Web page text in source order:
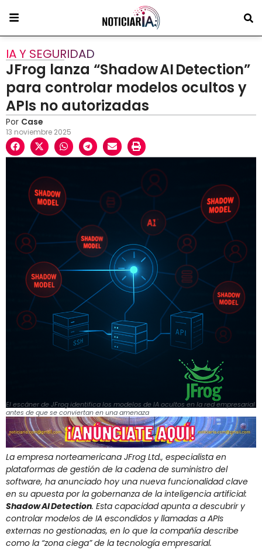
IA Y SEGURIDAD
JFrog lanza “Shadow AI Detection”
para controlar modelos ocultos y
APIs no autorizadas
Por Case
13 noviembre 2025
El escáner de JFrog identifica los modelos de IA ocultos en la red empresarial
antes de que se conviertan en una amenaza
La empresa norteamericana JFrog Ltd., especialista en
plataformas de gestión de la cadena de suministro del
software, ha anunciado hoy una nueva funcionalidad clave
en su apuesta por la gobernanza de la inteligencia artificial:
Shadow AI Detection. Esta capacidad apunta a descubrir y
controlar modelos de IA escondidos y llamadas a APIs
externas no gestionadas, en lo que la compañía describe
como la “zona ciega” de la tecnología empresarial.